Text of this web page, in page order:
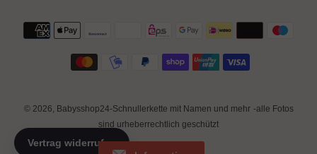
Zahlungsmethoden
© 2026, Babysshop24-Schnullerkette mit Namen und mehr -alle Fotos
sind urheberrechtlich geschützt